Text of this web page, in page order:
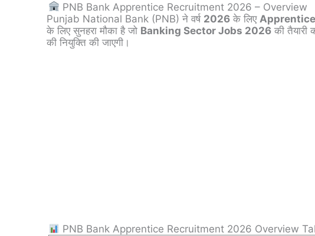
PNB Bank Apprentice Recruitment 2026 – Overview
Punjab National Bank (PNB) ने वर्ष 2026 के लिए Apprentice
के लिए सुनहरा मौका है जो Banking Sector Jobs 2026 की
की नियुक्ति की जाएगी।
PNB Bank Apprentice Recruitment 2026 Overview